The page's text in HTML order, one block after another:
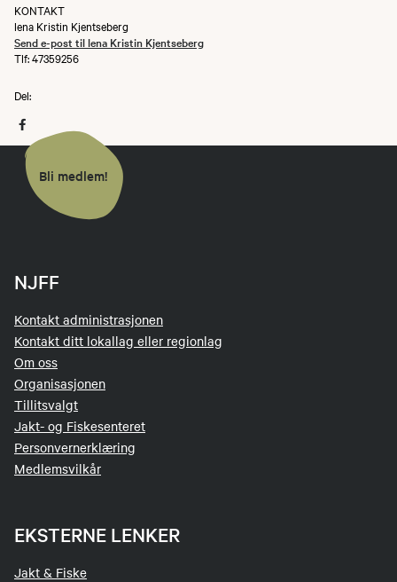
KONTAKT
lena Kristin Kjentseberg
Send e-post til lena Kristin Kjentseberg
Tlf: 47359256
Del:
Bli medlem!
NJFF
Kontakt administrasjonen
Kontakt ditt lokallag eller regionlag
Om oss
Organisasjonen
Tillitsvalgt
Jakt- og Fiskesenteret
Personvernerklæring
Medlemsvilkår
EKSTERNE LENKER
Jakt & Fiske